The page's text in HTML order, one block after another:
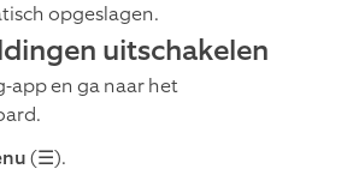
opgeslagen.
uitschakelen
app en ga naar het
(☰).